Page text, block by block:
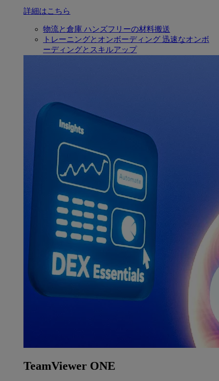
詳細はこちら
物流と倉庫 ハンズフリーの材料搬送
トレーニングとオンボーディング 迅速なオンボ
ーディングとスキルアップ
TeamViewer ONE